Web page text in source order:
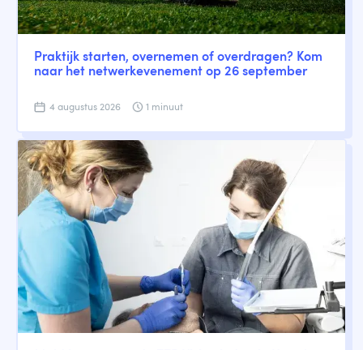
Praktijk starten, overnemen of overdragen? Kom
naar het netwerkevenement op 26 september
4 augustus 2026 1 minuut